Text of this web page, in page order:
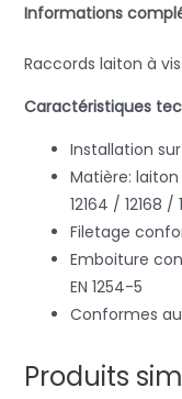
Informations
Raccords laiton à
Caractéristiques
Installation
Matière:
12164 / 12168 /
Filetage
Emboiture
EN 1254-5
Conformes
Produits